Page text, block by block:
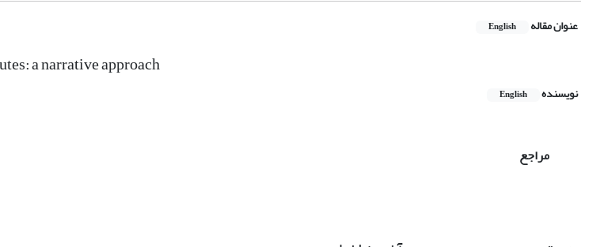
عنوان مقاله English
a narrative approach
نویسنده English
مراجع